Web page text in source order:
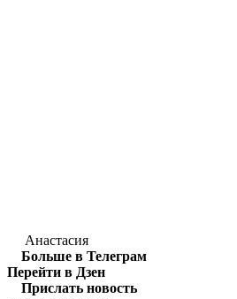
Анастасия
Больше в Телеграм
Перейти в Дзен
Прислать новость